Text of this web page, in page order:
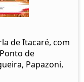
de Itacaré, com
de
Papazoni,